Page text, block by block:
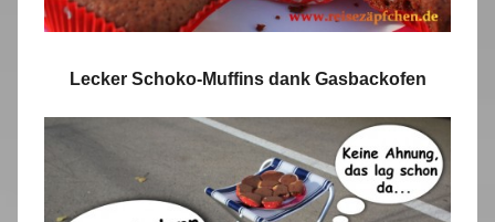
Lecker Schoko-Muffins dank Gasbackofen